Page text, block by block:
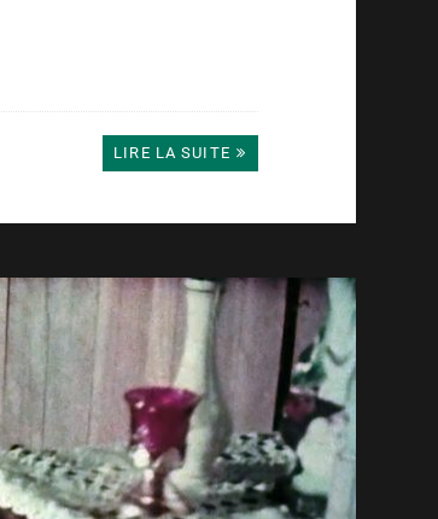
LIRE LA SUITE